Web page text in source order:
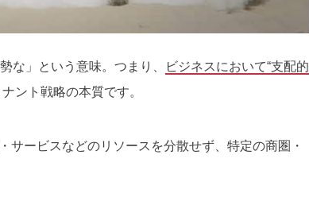
な」という意味。つまり、
ビジネスにおいて“支配的
ント戦略の本質です。
サービスなどのリソースを分散せず、特定の商圏・